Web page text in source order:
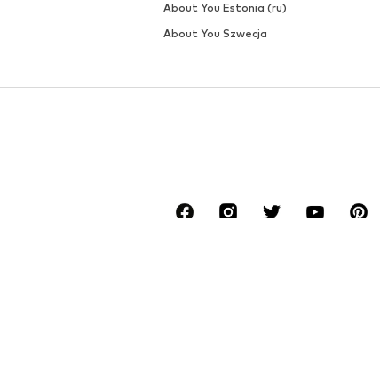
About You Estonia (ru)
About You Szwecja